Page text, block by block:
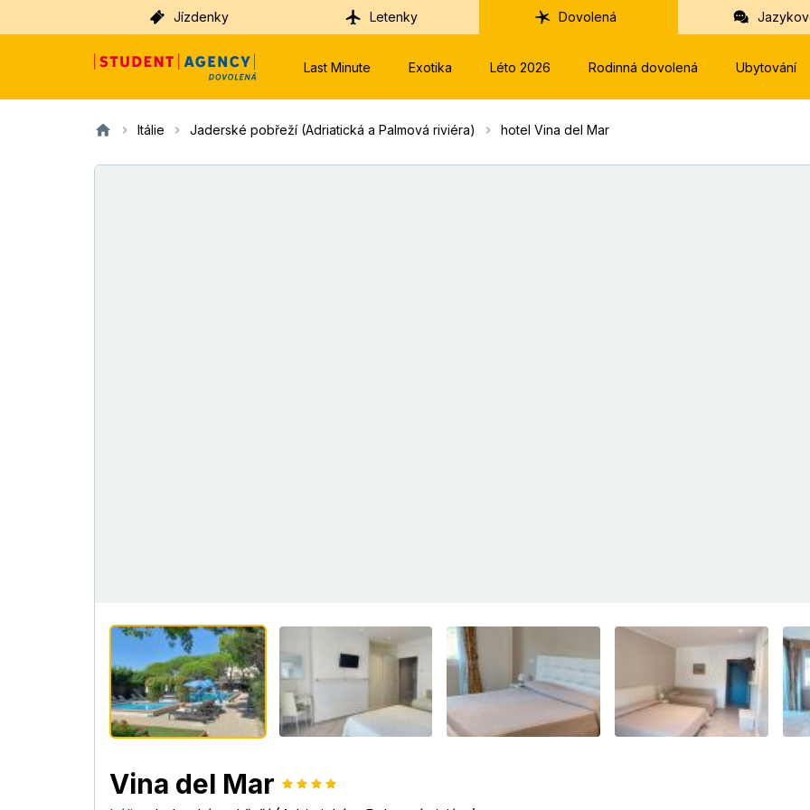
Jízdenky Letenky Dovolená
Last Minute Exotika Léto 2026 Rodinná dovolená Ubytování
Itálie Jaderské pobřeží (Adriatická a Palmová riviéra) hotel Vina del Mar
Vina del Mar